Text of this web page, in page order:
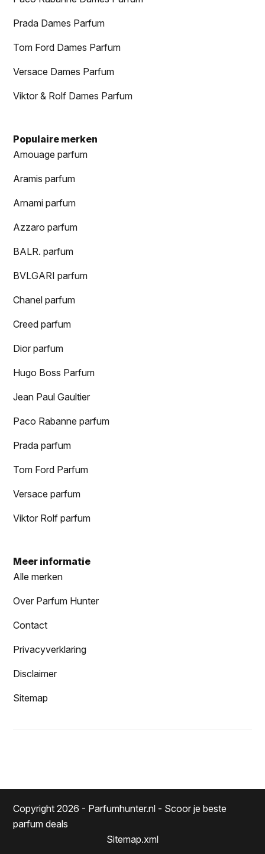
Prada Dames Parfum
Tom Ford Dames Parfum
Versace Dames Parfum
Viktor & Rolf Dames Parfum
Populaire merken
Amouage parfum
Aramis parfum
Arnami parfum
Azzaro parfum
BALR. parfum
BVLGARI parfum
Chanel parfum
Creed parfum
Dior parfum
Hugo Boss Parfum
Jean Paul Gaultier
Paco Rabanne parfum
Prada parfum
Tom Ford Parfum
Versace parfum
Viktor Rolf parfum
Meer informatie
Alle merken
Over Parfum Hunter
Contact
Privacyverklaring
Disclaimer
Sitemap
Copyright 2026 - Parfumhunter.nl - Scoor je beste
parfum deals
Sitemap.xml